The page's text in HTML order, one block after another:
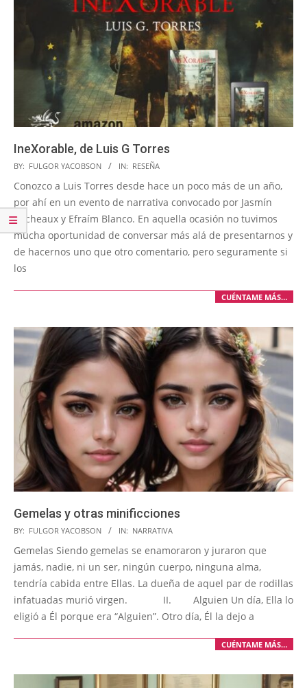
IneXorable, de Luis G Torres
2025-
03-
25
BY: FULGOR YACOBSON IN: RESEÑA
Conozco a Luis Torres desde hace un poco más de un año,
por ahí en un evento de narrativa convocado por Jasmín
Cacheaux y Efraím Blanco. En aquella ocasión no tuvimos
mucha oportunidad de conversar más alá de presentarnos y
de hacernos uno que otro comentario, pero seguramente si
los
CUÉNTAME MÁS…
Gemelas y otras minificciones
2024-
12-
01
BY: FULGOR YACOBSON IN: NARRATIVA
Gemelas Siendo gemelas se enamoraron y juraron que
jamás, nadie, ni un ser, ningún cuerpo, ninguna alma,
tendría cabida entre Ellas. La dueña de aquel par de rodillas
infatuadas murió virgen. II. Alguien Un día, Ella lo
eligió a Él porque era “Alguien”. Otro día, Él la dejo a
CUÉNTAME MÁS…